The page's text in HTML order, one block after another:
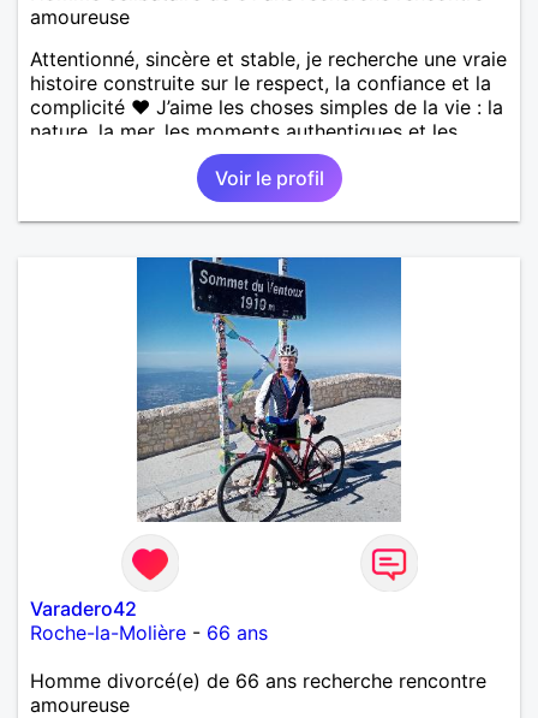
amoureuse
Attentionné, sincère et stable, je recherche une vraie
histoire construite sur le respect, la confiance et la
complicité ❤️ J’aime les choses simples de la vie : la
nature, la mer, les moments authentiques et les
personnes au grand cœur 🌊🌿 Très câlin et
affectueux, j’adore les petits moments de tendresse
et les calinous réguliers 😊❤️ La solitude finit parfois
par peser, alors si tu es en Nouvelle-Calédonie et
temps de discuter… et laissons l’avenir nous guider
Voir le profil
Varadero42
Roche-la-Molière - 66 ans
Homme divorcé(e) de 66 ans recherche rencontre
amoureuse